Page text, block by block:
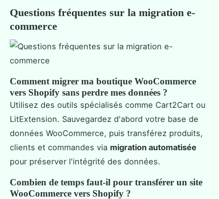
Questions fréquentes sur la migration e-
commerce
Comment migrer ma boutique WooCommerce
vers Shopify sans perdre mes données ?
Utilisez des outils spécialisés comme Cart2Cart ou
LitExtension. Sauvegardez d'abord votre base de
données WooCommerce, puis transférez produits,
clients et commandes via migration automatisée
pour préserver l'intégrité des données.
Combien de temps faut-il pour transférer un site
WooCommerce vers Shopify ?